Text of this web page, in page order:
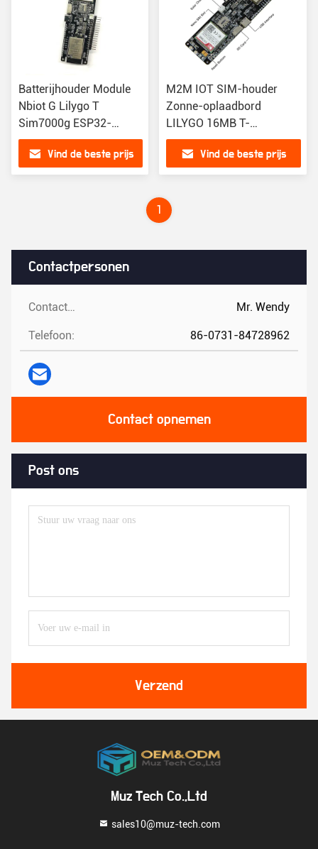
Contactpersonen
Contactpersonen: Mr. Wendy
Telefoon: 86-0731-84728962
Contact opnemen
Post ons
Verzend
Batterijhouder Module
Nbiot G Lilygo T
Sim7000g ESP32-
WROVER-B WiFi 18560
Ontwikkelingsbord voor
zonne-opladen
Vind de beste prijs
M2M IOT SIM-houder
Zonne-oplaadbord
LILYGO 16MB T-
SIM7000G TTGO ESP32-
WROVER-B Chip Wireless
18650 module
Vind de beste prijs
1
Muz Tech Co.,Ltd
sales10@muz-tech.com